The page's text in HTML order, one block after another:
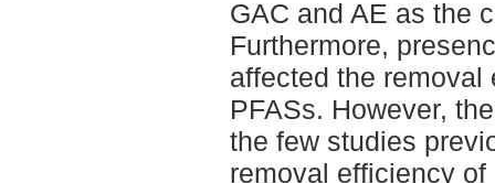
GAC and AE as the
Furthermore,
affected the
PFASs. However,
the few studies
removal efficiency